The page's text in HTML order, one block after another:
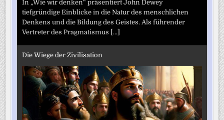
In „Wie wir denken“ präsentiert John Dewey
tiefgründige Einblicke in die Natur des menschlichen
Denkens und die Bildung des Geistes. Als führender
Vertreter des Pragmatismus
[...]
Die Wiege der Zivilisation